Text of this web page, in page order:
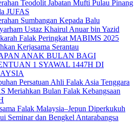
Teodolit Jabatan Mufti Pulau Pinang
JUFAS
Sumbangan Kepada Balu
Ustaz Khairul Anuar bin Yazid
Falak Peringkat MABIMS 2025
Kerjasama Serantau
ANAK BULAN BAGI
1 SYAWAL 1447H DI
Persatuan Ahli Falak Asia Tenggara
Meriahkan Bulan Falak Kebangsaan
Falak Malaysia–Jepun Diperkukuh
Seminar dan Bengkel Antarabangsa